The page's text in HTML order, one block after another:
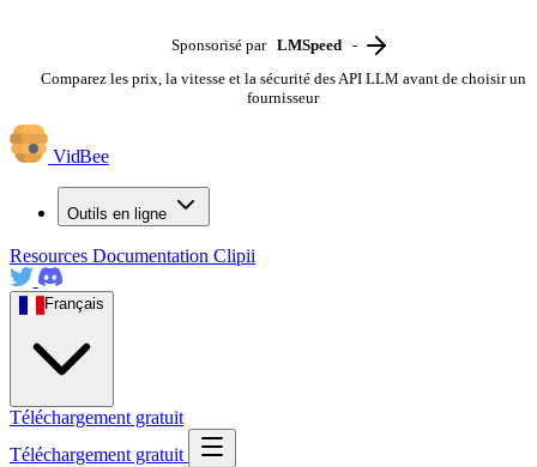
Sponsorisé par LMSpeed
-
Comparez les prix, la vitesse et la sécurité des API LLM avant de choisir un
fournisseur
VidBee
Outils en ligne
Resources Documentation Clipii
Français
Téléchargement gratuit
Téléchargement gratuit